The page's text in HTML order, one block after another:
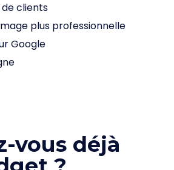
clients
plus professionnelle
Google
vous déjà